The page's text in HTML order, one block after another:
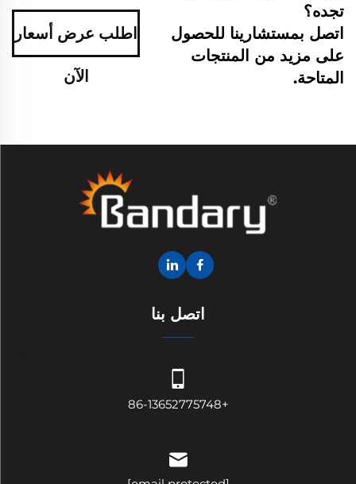
تجده؟
اتصل بمستشارينا للحصول
على مزيد من المنتجات
المتاحة.
اطلب عرض أسعار
الآن
اتصل بنا
+86-13652775748